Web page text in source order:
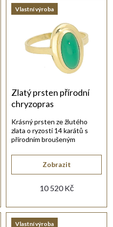
Vlastní výroba
Zlatý prsten přírodní
chryzopras
10 520 Kč
Zobrazit
Krásný prsten ze žlutého
zlata o ryzosti 14 karátů s
přírodním broušeným
Vlastní výroba